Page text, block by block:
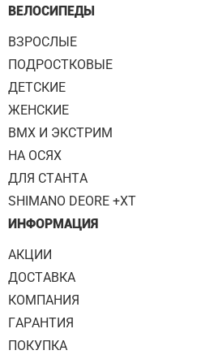
ВЕЛОСИПЕДЫ
ВЗРОСЛЫЕ
ПОДРОСТКОВЫЕ
ДЕТСКИЕ
ЖЕНСКИЕ
BMX И ЭКСТРИМ
НА ОСЯХ
ДЛЯ СТАНТА
SHIMANO DEORE +XT
ИНФОРМАЦИЯ
АКЦИИ
ДОСТАВКА
КОМПАНИЯ
ГАРАНТИЯ
ПОКУПКА